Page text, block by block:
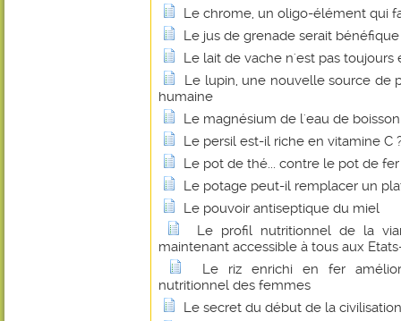
Le chrome, un oligo-élément qui
Le jus de grenade serait
Le lait de vache n'est pas toujours
Le lupin, une nouvelle source de
humaine
Le magnésium de l'eau de
Le persil est-il riche en vitamine C
Le pot de thé... contre le pot de fer
Le potage peut-il remplacer un
Le pouvoir antiseptique du miel
Le profil nutritionnel de la
maintenant accessible à tous aux
Le riz enrichi en fer
nutritionnel des femmes
Le secret du début de la